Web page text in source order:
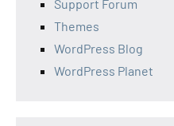
Support Forum
Themes
WordPress Blog
WordPress Planet